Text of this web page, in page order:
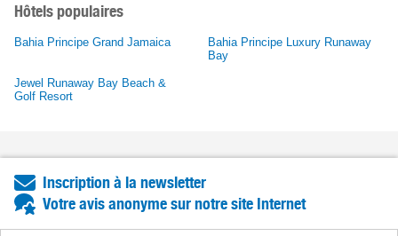
Hôtels populaires
Bahia Principe Grand Jamaica
Bahia Principe Luxury Runaway
Bay
Jewel Runaway Bay Beach &
Golf Resort
Inscription à la newsletter
Votre avis anonyme sur notre site Internet